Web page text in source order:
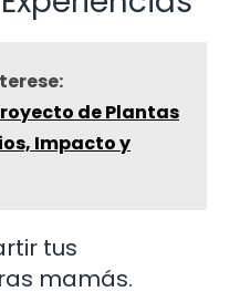
de Plantas
Impacto y
tus
mamás.